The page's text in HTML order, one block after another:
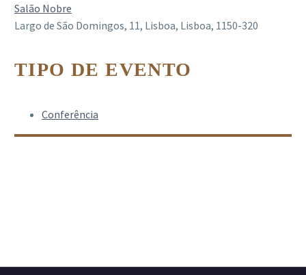
Salão Nobre
Largo de São Domingos, 11, Lisboa, Lisboa, 1150-320
TIPO DE EVENTO
Conferência